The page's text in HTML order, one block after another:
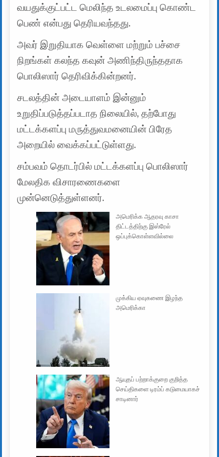
வயதுக்குட்பட்ட மெலிந்த உடலமைப்பு கொண்ட
பெண் என்பது தெரியவந்தது.
அவர் இறுதியாக வெள்ளை மற்றும் பச்சை
நிறங்கள் கலந்த கவுன் அணிந்திருந்ததாக
பொலிஸார் தெரிவிக்கின்றனர்.
சடலத்தின் அடையாளம் இன்னும்
உறுதிப்படுத்தப்படாத நிலையில், தற்போது
மட்டக்களப்பு மருத்துவமனையின் பிரேத
அறையில் வைக்கப்பட்டுள்ளது.
சம்பவம் தொடர்பில் மட்டக்களப்பு பொலிஸார்
மேலதிக விசாரணைகளை
முன்னெடுத்துள்ளனர்.
அமெரிக்க ஆதரவு காசா
திட்டத்திற்கு இஸ்ரேல்
ஒப்புக்கொள்ளவில்லை
முக்கிய ஏவுகணை இழந்த
அமெரிக்கா
ஆயுதப் பற்றாக்குறை குறித்த
செய்திகளை டிரம்ப் கடுமையாகச்
சாடினார்